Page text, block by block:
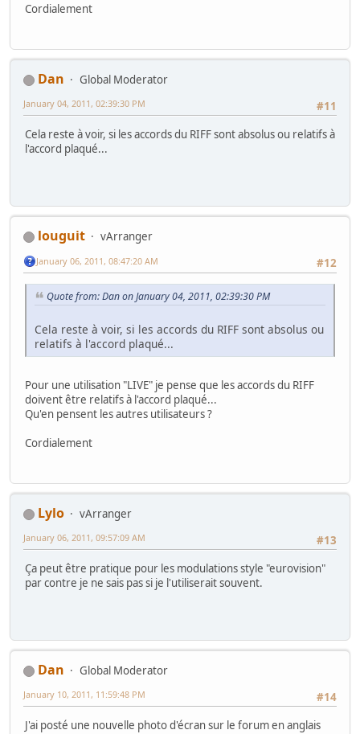
Cordialement
Dan
Global Moderator
#11
January 04, 2011, 02:39:30 PM
Cela reste à voir, si les accords du RIFF sont absolus ou relatifs à
l'accord plaqué...
louguit
vArranger
#12
January 06, 2011, 08:47:20 AM
Quote from: Dan on January 04, 2011, 02:39:30 PM
Cela reste à voir, si les accords du RIFF sont absolus ou
relatifs à l'accord plaqué...
Pour une utilisation "LIVE" je pense que les accords du RIFF
doivent être relatifs à l'accord plaqué...
Qu'en pensent les autres utilisateurs ?
Cordialement
Lylo
vArranger
#13
January 06, 2011, 09:57:09 AM
Ça peut être pratique pour les modulations style "eurovision"
par contre je ne sais pas si je l'utiliserait souvent.
Dan
Global Moderator
#14
January 10, 2011, 11:59:48 PM
J'ai posté une nouvelle photo d'écran sur le forum en anglais